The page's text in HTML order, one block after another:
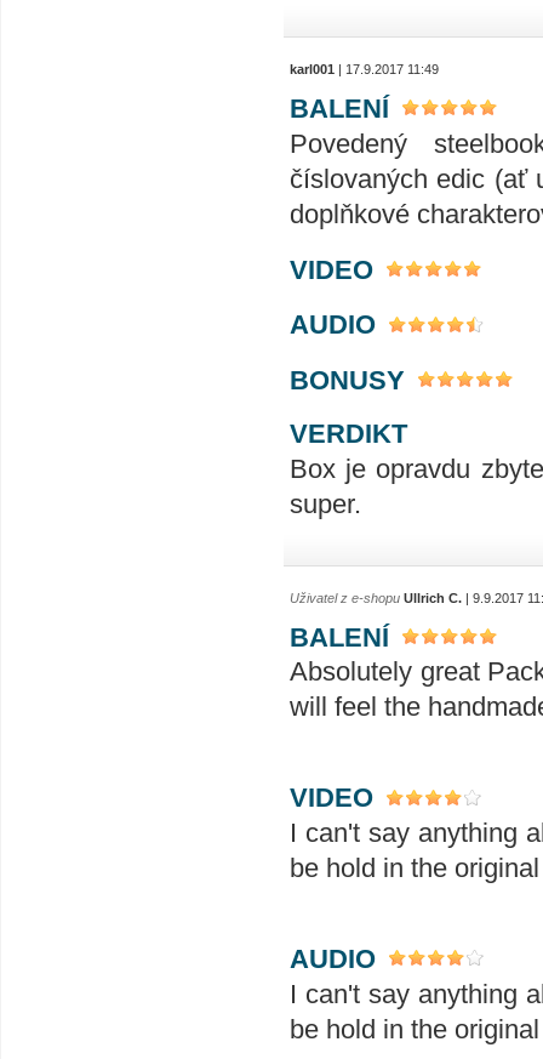
karl001 | 17.9.2017 11:49
BALENÍ
Povedený
číslovaných edic (ať
doplňkové
VIDEO
AUDIO
BONUSY
VERDIKT
Box je opravdu
super.
Uživatel z e-shopu Ullrich C. | 9.9.2017
BALENÍ
Absolutely great
will feel the
VIDEO
I can't say anything
be hold in the
AUDIO
I can't say anything
be hold in the